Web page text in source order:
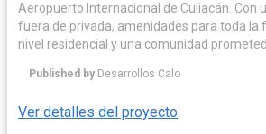
Aeropuerto Internacional de Culiacán. Con
fuera de privada, amenidades para toda la
nivel residencial y una comunidad
Published by Desarrollos Calo
Ver detalles del proyecto